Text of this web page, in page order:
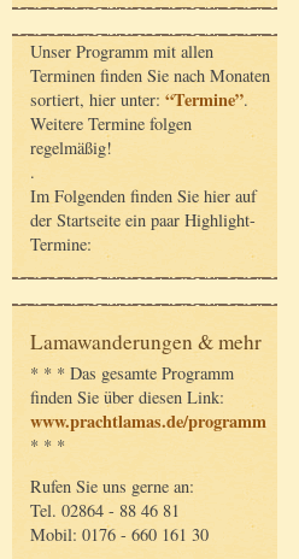
Unser Programm mit allen
Terminen finden Sie nach Monaten
sortiert, hier unter: “Termine”.
Weitere Termine folgen
regelmäßig!
.
Im Folgenden finden Sie hier auf
der Startseite ein paar Highlight-
Termine:
Lamawanderungen & mehr
* * * Das gesamte Programm
finden Sie über diesen Link:
www.prachtlamas.de/programm
* * *
Rufen Sie uns gerne an:
Tel. 02864 - 88 46 81
Mobil: 0176 - 660 161 30